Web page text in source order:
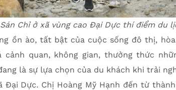
Chỉ ở xã vùng cao Đại Dực thí điểm du
ồn ào, tất bật của cuộc sống đô thị,
cảnh quan, không gian, thưởng thức
là sự lựa chọn của du khách khi trải
Đại Dực. Chị Hoàng Mỹ Hạnh đến từ